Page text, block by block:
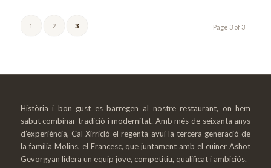
Page 3 of 3
1 2 3
Història i bon gust es barregen al nostre restaurant, on hem
sabut combinar tradició i modernitat. Amb més de seixanta anys
d’experiència, Cal Xirricló el regenta avui la tercera generació de
la família Molins, el Francesc, que juntament amb el cuiner Ashot
Gevorgyan lidera un equip jove, competitiu, qualificat i ambiciós.